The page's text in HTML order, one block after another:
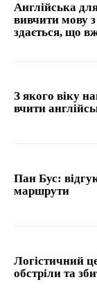
Англійська
вивчити мову
здається, що
З якого віку
вчити
Пан Бус:
маршрути
Логістичний
обстріли та